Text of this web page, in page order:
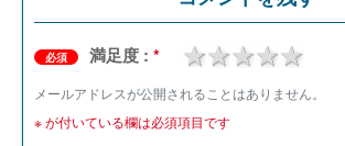
必須 満足度 : * 4 stars
3 stars
2 stars
1 star
メールアドレスが公開されることはありません。
※が付いている欄は必須項目です